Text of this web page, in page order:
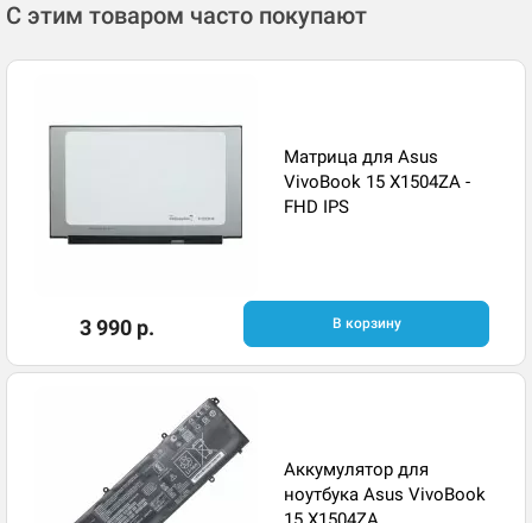
С этим товаром часто покупают
Матрица для Asus
VivoBook 15 X1504ZA -
FHD IPS
3 990 р. В корзину
Аккумулятор для
ноутбука Asus VivoBook